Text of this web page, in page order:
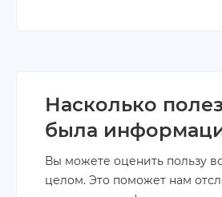
Насколько
была
Вы можете оценить пользу
целом. Это поможет нам